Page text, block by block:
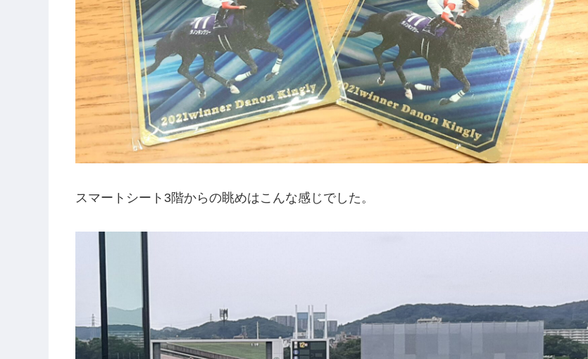
スマートシート3階からの眺めはこんな感じでした。